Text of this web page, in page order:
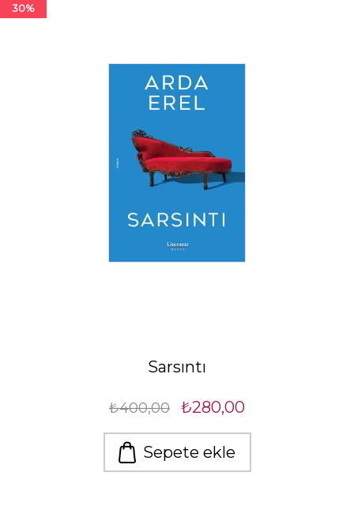
30%
Sarsıntı
₺400,00 ₺280,00
Sepete ekle